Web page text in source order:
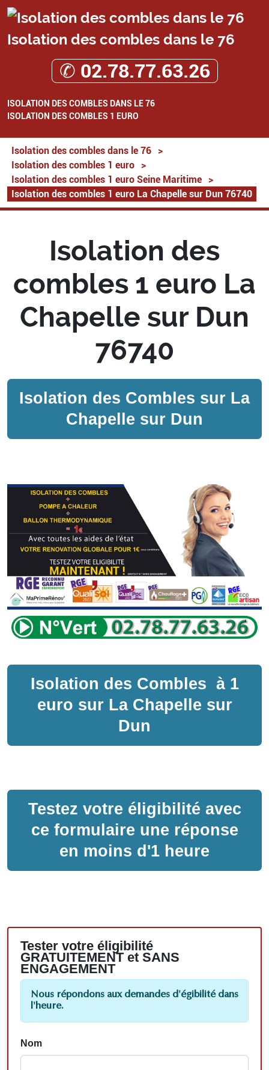
Isolation des combles dans le 76
✆ 02.78.77.63.26
ISOLATION DES COMBLES DANS LE 76
ISOLATION DES COMBLES 1 EURO
Isolation des combles dans le 76
>
Isolation des combles 1 euro
>
Isolation des combles 1 euro Seine Maritime
>
Isolation des combles 1 euro La Chapelle sur Dun 76740
Isolation des
combles 1 euro La
Chapelle sur Dun
76740
Isolation des Combles sur La
Chapelle sur Dun
Isolation des Combles à 1
euro sur La Chapelle sur
Dun
Testez votre éligibilité avec
ce formulaire une réponse
en moins d'1 heure
Tester votre éligibilité
GRATUITEMENT et SANS
ENGAGEMENT
Nous répondons aux demandes d'égibilité dans
l'heure.
Nom